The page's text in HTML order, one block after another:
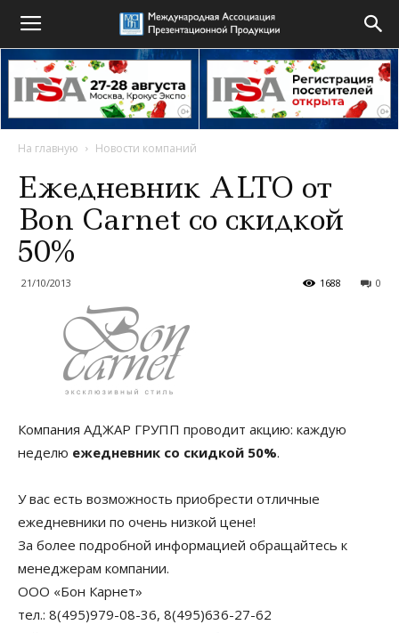
На главную Новости компаний
Ежедневник ALTO от
Bon Carnet со скидкой
50%
21/10/2013 0
1688
Компания АДЖАР ГРУПП проводит акцию: каждую
неделю ежедневник со скидкой 50%.
У вас есть возможность приобрести отличные
ежедневники по очень низкой цене!
За более подробной информацией обращайтесь к
менеджерам компании.
ООО «Бон Карнет»
тел.: 8(495)979-08-36, 8(495)636-27-62